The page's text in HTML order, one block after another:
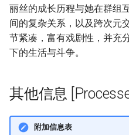
丽丝的成长历程与她在群组
间的复杂关系，以及跨次元
节紧凑，富有戏剧性，并充
下的生活与斗争。
其他信息
附加信息表